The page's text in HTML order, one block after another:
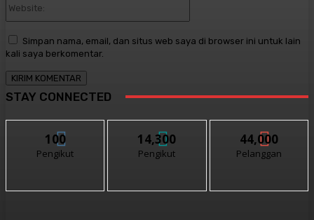
Simpan nama, email, dan situs web saya di browser ini untuk lain
kali saya berkomentar.
STAY CONNECTED
100
Pengikut
14,300
Pengikut
44,000
Pelanggan